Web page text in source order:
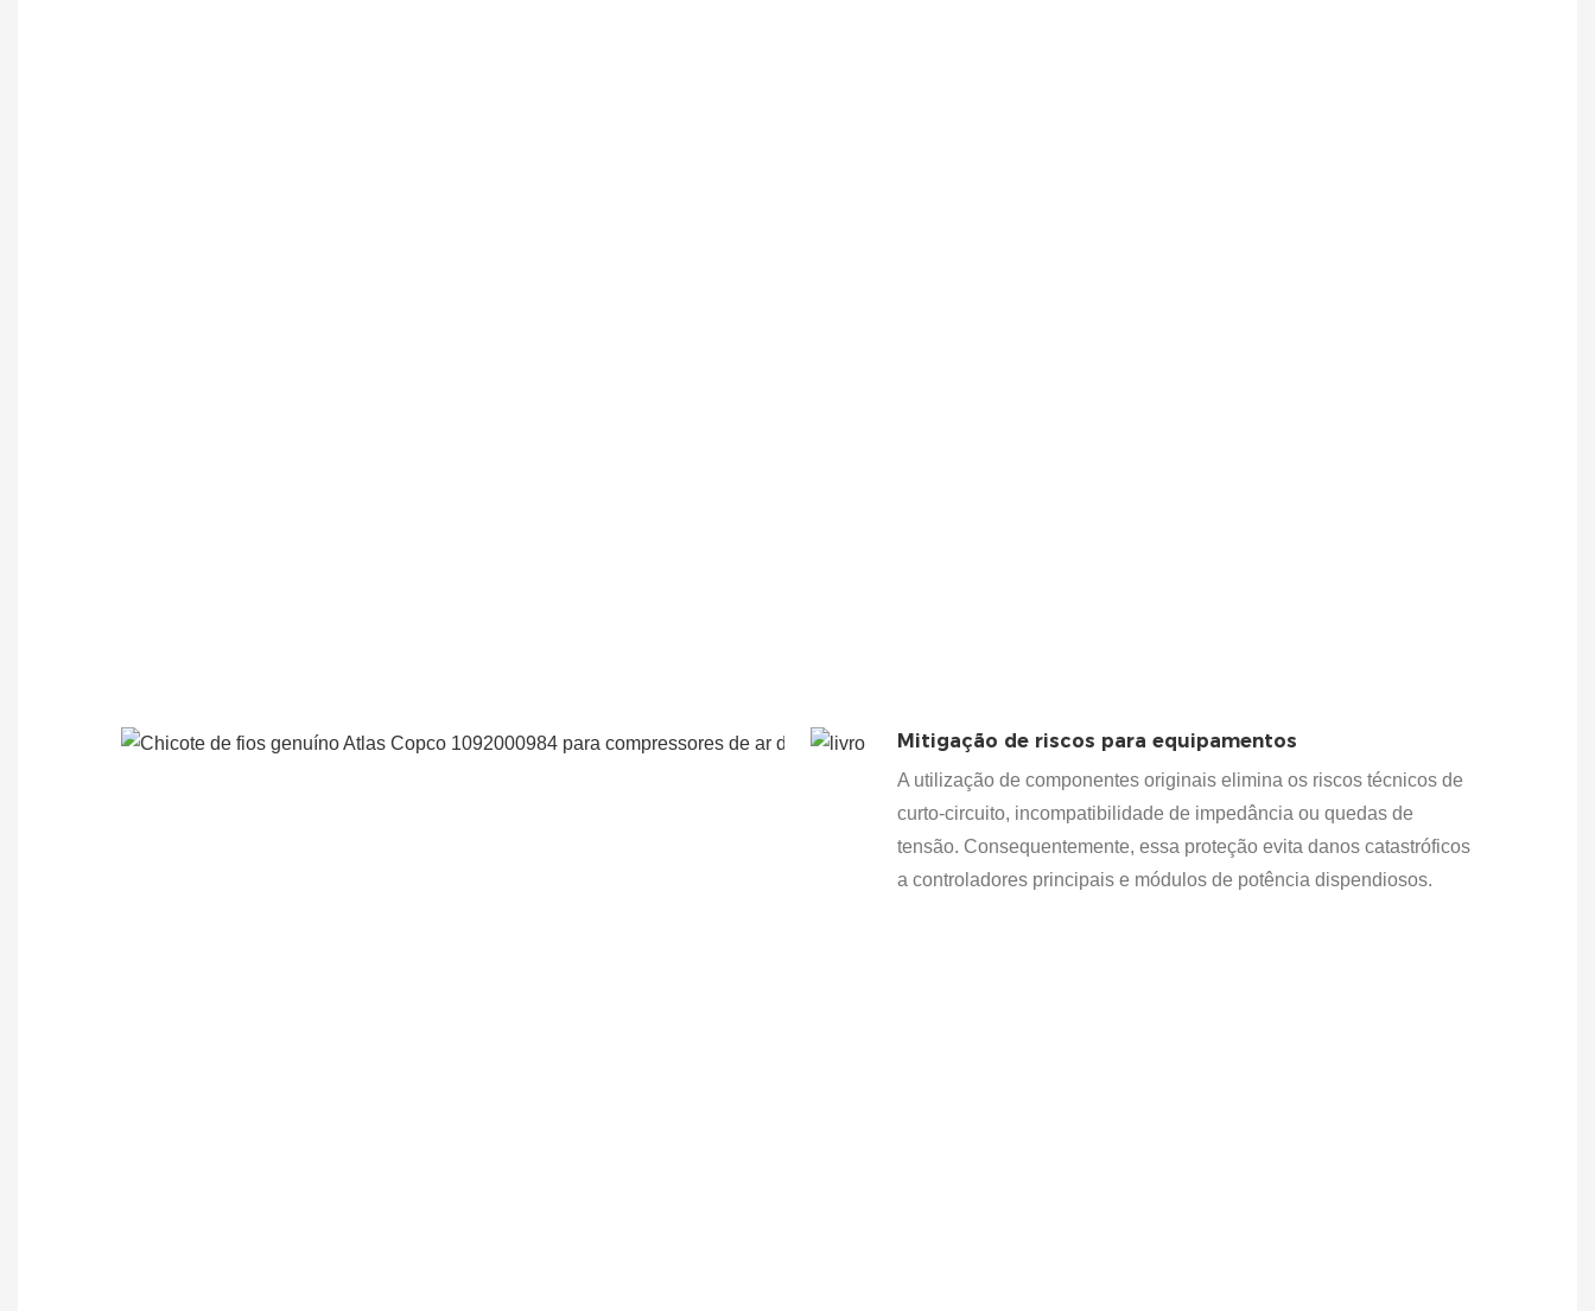
Durabilidade
de nível
industrial
O chicote de
cabos é
Mitigação de riscos para equipamentos
A utilização de componentes originais elimina os riscos técnicos de
curto-circuito, incompatibilidade de impedância ou quedas de
tensão. Consequentemente, essa proteção evita danos catastróficos
a controladores principais e módulos de potência dispendiosos.